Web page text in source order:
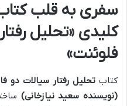
سفری به قلب
کلیدی «تحلیل
فلوئنت»
کتابتحلیل رفتار سیالات دو
(نویسنده سعید نیازخانی)